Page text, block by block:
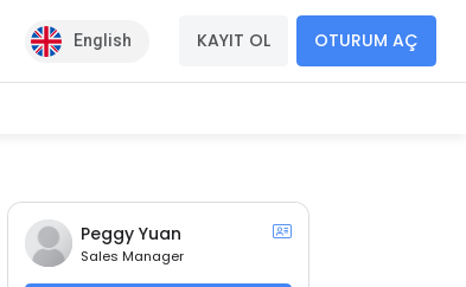
English KAYIT OL OTURUM AÇ
Peggy Yuan
Sales Manager